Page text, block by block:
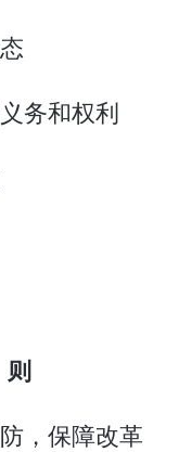
务和权利
，保障改革